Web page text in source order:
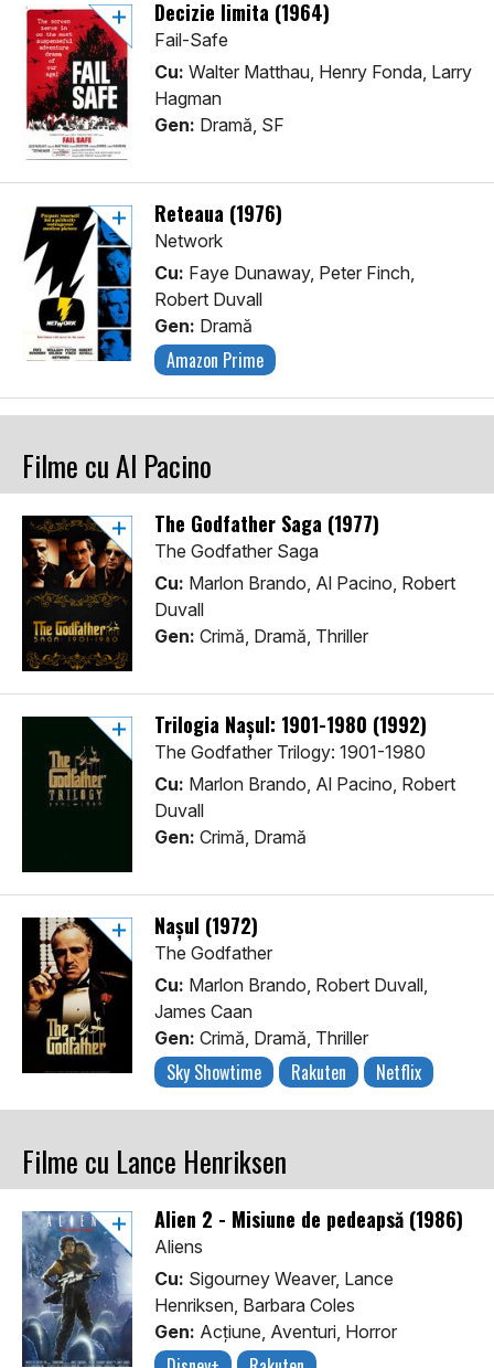
Decizie limita (1964)
Fail-Safe
Cu: Walter Matthau, Henry Fonda, Larry
Hagman
Gen: Dramă, SF
Reteaua (1976)
Network
Cu: Faye Dunaway, Peter Finch,
Robert Duvall
Gen: Dramă
Amazon Prime
Filme cu Al Pacino
The Godfather Saga (1977)
The Godfather Saga
Cu: Marlon Brando, Al Pacino, Robert
Duvall
Gen: Crimă, Dramă, Thriller
Trilogia Nașul: 1901-1980 (1992)
The Godfather Trilogy: 1901-1980
Cu: Marlon Brando, Al Pacino, Robert
Duvall
Gen: Crimă, Dramă
Nașul (1972)
The Godfather
Cu: Marlon Brando, Robert Duvall,
James Caan
Gen: Crimă, Dramă, Thriller
Sky Showtime Rakuten Netflix
Filme cu Lance Henriksen
Alien 2 - Misiune de pedeapsă (1986)
Aliens
Cu: Sigourney Weaver, Lance
Henriksen, Barbara Coles
Gen: Acţiune, Aventuri, Horror